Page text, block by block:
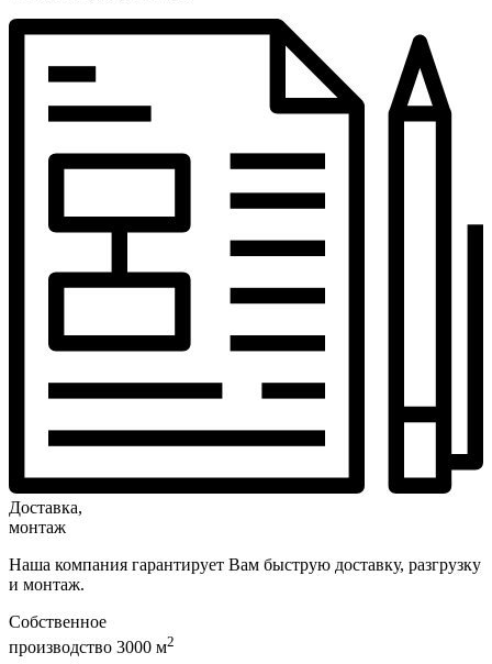
Доставка,
монтаж
Наша компания гарантирует Вам быструю доставку, разгрузку
и монтаж.
Собственное
производство 3000 м2